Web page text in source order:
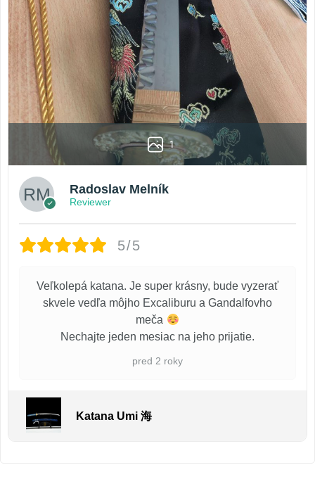
1
Radoslav Melník
Reviewer
5/5
Veľkolepá katana. Je super krásny, bude vyzerať
skvele vedľa môjho Excaliburu a Gandalfovho
meča
Nechajte jeden mesiac na jeho prijatie.
pred 2 roky
Katana Umi 海